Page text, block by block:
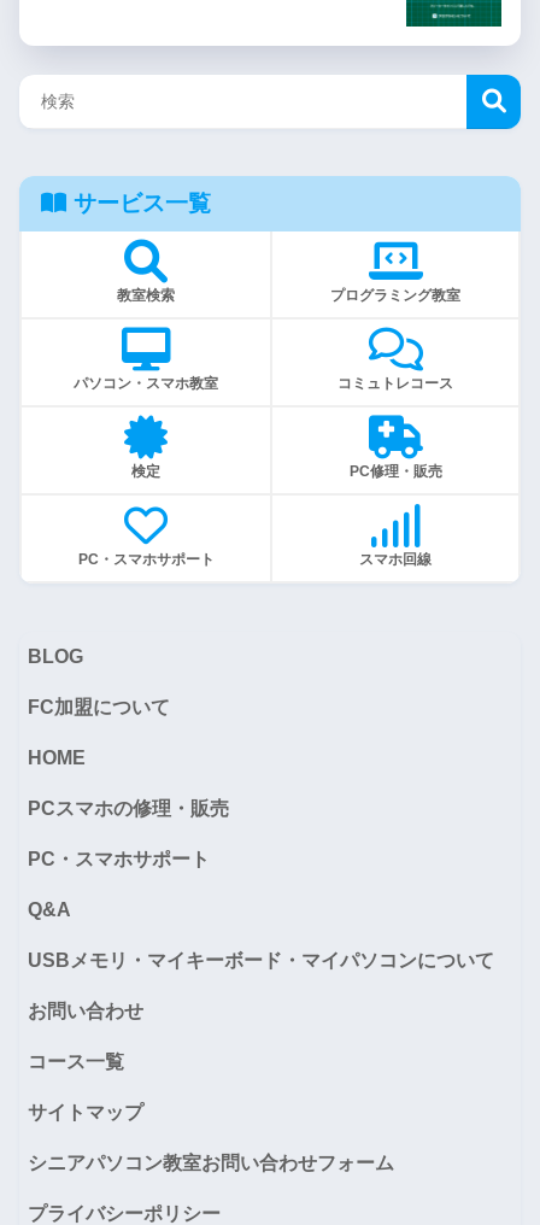
サービス一覧
教室検索 プログラミング教室
パソコン・スマホ教室 コミュトレコース
検定 PC修理・販売
PC・スマホサポート スマホ回線
BLOG
FC加盟について
HOME
PCスマホの修理・販売
PC・スマホサポート
Q&A
USBメモリ・マイキーボード・マイパソコンについて
お問い合わせ
コース一覧
サイトマップ
シニアパソコン教室お問い合わせフォーム
プライバシーポリシー